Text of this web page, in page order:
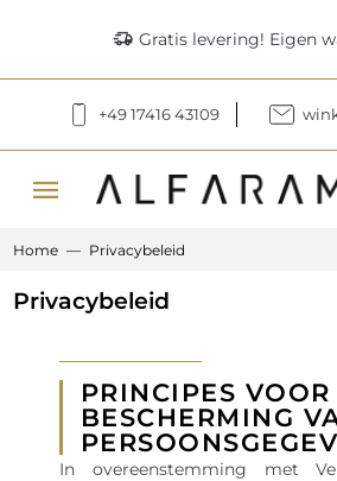
delivery_truck_speed Gratis levering! Eigen
+49 17416 43109
menu
Home Privacybeleid
Privacybeleid
PRINCIPES VOOR
BESCHERMING
In overeenstemming met